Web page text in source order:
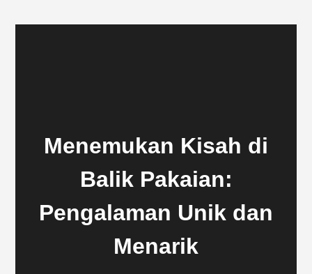
Menemukan Kisah di
Balik Pakaian:
Pengalaman Unik dan
Menarik